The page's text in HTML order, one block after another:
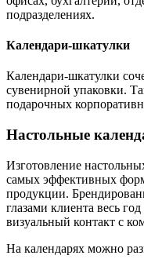
подразделениях.
Календари-шкатулки
Календари-шкатулки
сувенирной упаковки.
подарочных
Настольные
Изготовление
самых эффективных
продукции.
глазами клиента весь
визуальный контакт с
На календарях можно